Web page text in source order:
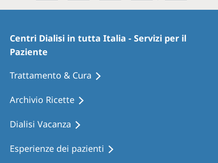
Centri Dialisi in tutta Italia - Servizi per il
Paziente
Trattamento & Cura
Archivio Ricette
Dialisi Vacanza
Esperienze dei pazienti